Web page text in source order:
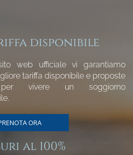
disponibile
web ufficiale vi garantiamo
tariffa disponibile e proposte
per vivere un soggiorno
ORA
al 100%